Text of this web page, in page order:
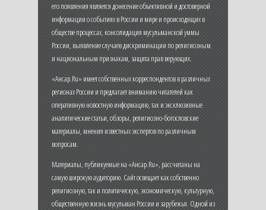
его появления является донесение объективной и достоверной
информации о событиях в России и мире и происходящих в
обществе процессах, консолидация мусульманской уммы
России, выявление случаев дискриминации по религиозным
и национальным признакам, защита прав верующих.
«Ансар.Ru» имеет собственных корреспондентов в различных
регионах России и предлагает вниманию читателей как
оперативную новостную информацию, так и эксклюзивные
аналитические статьи, обзоры, религиозно-богословские
материалы, мнения известных экспертов по различным
вопросам.
Материалы, публикуемые на «Ансар.Ru», рассчитаны на
самую широкую аудиторию. Сайт освещает как собственно
религиозную, так и политическую, экономическую, культурную,
общественную жизнь мусульман России и зарубежья. Одной из